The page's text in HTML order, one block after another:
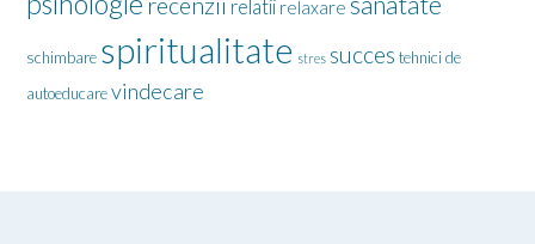
relatii relaxare
schimbare spiritualitate stres succes tehnici de
autoeducarevindecare